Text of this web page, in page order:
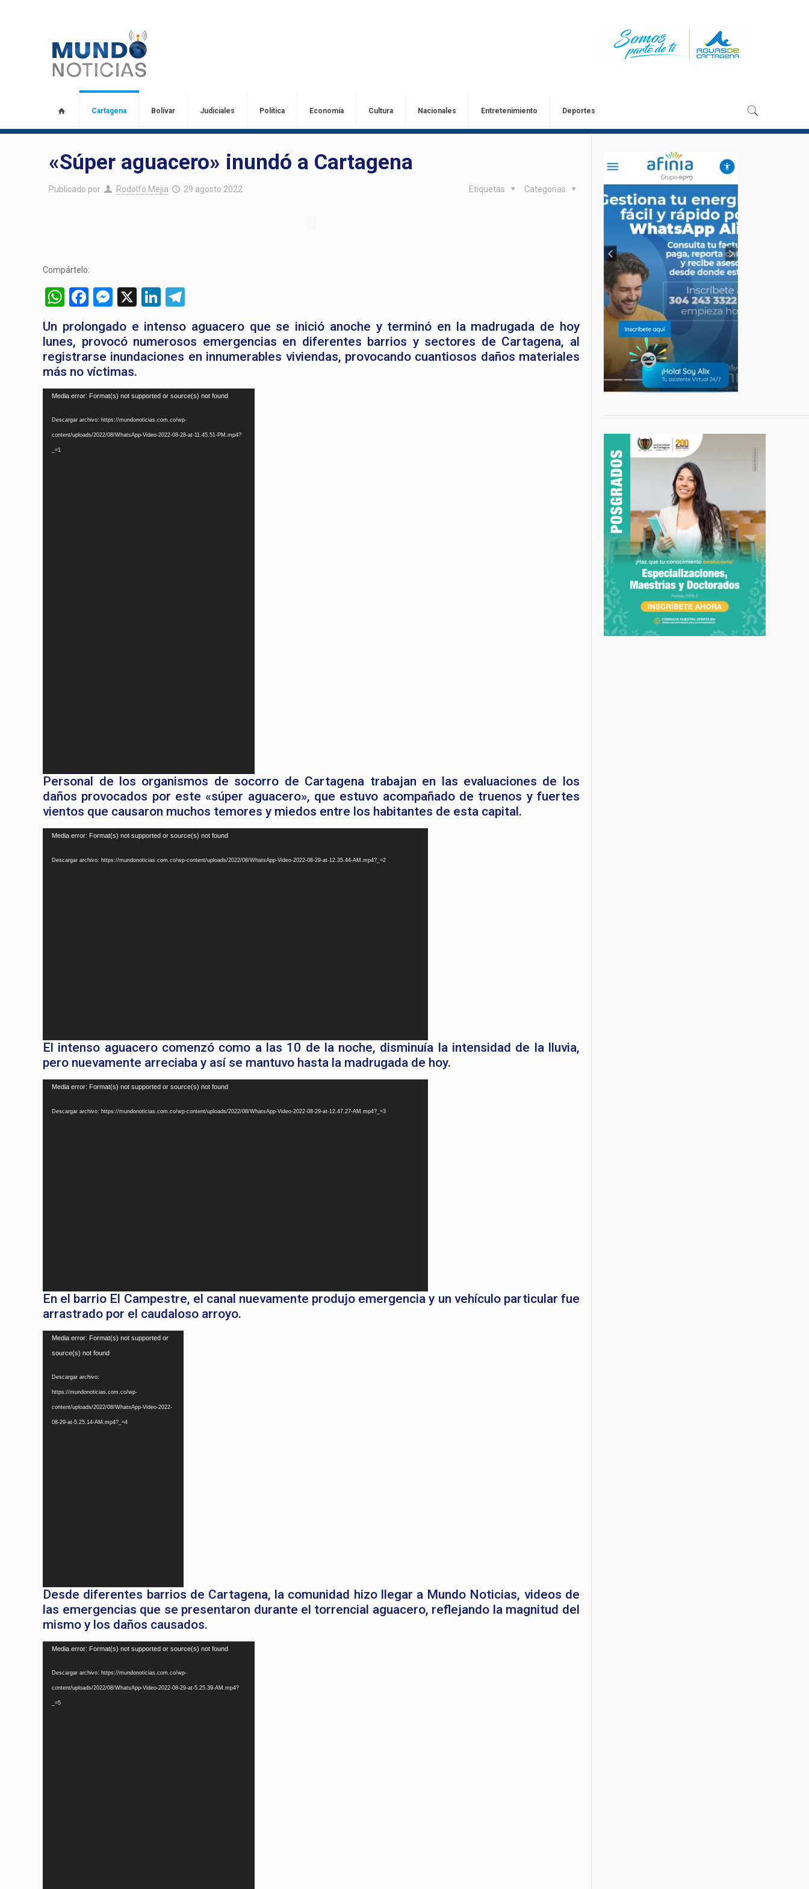
Cartagena Bolívar Judiciales Política Economía Cultura Nacionales Entretenimiento Deportes
«Súper aguacero» inundó a Cartagena
Publicado por Rodolfo Mejia 29 agosto 2022 Categorias
Etiquetas
Compártelo:
WhatsApp
Facebook
Messenger
X LinkedIn
Un prolongado e intenso aguacero que se inició anoche y terminó en la madrugada de hoy
lunes, provocó numerosos emergencias en diferentes barrios y sectores de Cartagena, al
registrarse inundaciones en innumerables viviendas, provocando cuantiosos daños materiales
más no víctimas.
Reproductor
Media error: Format(s) not supported or source(s) not found
Descargar archivo: https://mundonoticias.com.co/wp-
content/uploads/2022/08/WhatsApp-Video-2022-08-28-at-11.45.51-PM.mp4?
_=1
Personal de los organismos de socorro de Cartagena trabajan en las evaluaciones de los
daños provocados por este «súper aguacero», que estuvo acompañado de truenos y fuertes
vientos que causaron muchos temores y miedos entre los habitantes de esta capital.
Reproductor
vídeo
Media error: Format(s) not supported or source(s) not found
Descargar archivo: https://mundonoticias.com.co/wp-content/uploads/2022/08/WhatsApp-Video-2022-08-29-at-12.35.44-AM.mp4?_=2
El intenso aguacero comenzó como a las 10 de la noche, disminuía la intensidad de la lluvia,
pero nuevamente arreciaba y así se mantuvo hasta la madrugada de hoy.
Reproductor
vídeo
Media error: Format(s) not supported or source(s) not found
Descargar archivo: https://mundonoticias.com.co/wp-content/uploads/2022/08/WhatsApp-Video-2022-08-29-at-12.47.27-AM.mp4?_=3
En el barrio El Campestre, el canal nuevamente produjo emergencia y un vehículo particular fue
arrastrado por el caudaloso arroyo.
Reproductor
de
Media error: Format(s) not supported or
source(s) not found
Descargar archivo:
https://mundonoticias.com.co/wp-
content/uploads/2022/08/WhatsApp-Video-2022-
08-29-at-5.25.14-AM.mp4?_=4
Desde diferentes barrios de Cartagena, la comunidad hizo llegar a Mundo Noticias, videos de
las emergencias que se presentaron durante el torrencial aguacero, reflejando la magnitud del
mismo y los daños causados.
Reproductor
Media error: Format(s) not supported or source(s) not found
Descargar archivo: https://mundonoticias.com.co/wp-
content/uploads/2022/08/WhatsApp-Video-2022-08-29-at-5.25.39-AM.mp4?
_=5